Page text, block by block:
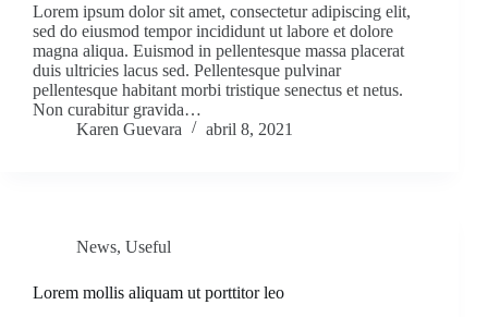
Lorem ipsum dolor sit amet, consectetur adipiscing elit,
sed do eiusmod tempor incididunt ut labore et dolore
magna aliqua. Euismod in pellentesque massa placerat
duis ultricies lacus sed. Pellentesque pulvinar
pellentesque habitant morbi tristique senectus et netus.
Non curabitur gravida…
Karen Guevara
abril 8, 2021
News, Useful
Lorem mollis aliquam ut porttitor leo